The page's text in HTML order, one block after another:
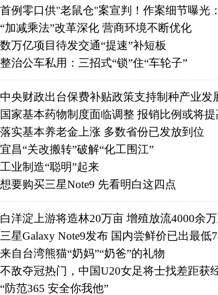
首例零口供"老鼠仓"案宣判！作案细节曝光
金，获利1773万
“加减乘法”改革深化 营商环境不断优化
数万亿项目待发交通“提速”补短板
整治公车私用：三招式“锁”住“车轮子”
中央财政出台保费补贴政策支持制种产业发
国家基本药物制度面临调整 报销比例或将提
落实基本养老金上涨 多数省份已发放到位
宜昌“关改搬转”破解“化工围江”
工业制造“聪明”起来
想要购买三星Note9 先看明白这四点
白洋淀上游将造林20万亩 增殖放流4000余
三星Galaxy Note9发布 国内尝鲜价已出最低
来自台湾熊猫“奶妈”“奶爸”的礼物
不敌夺冠热门，中国U20女足将士找差距获
“防范365 安全你我他”